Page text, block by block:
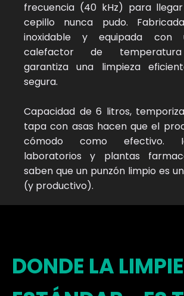
frecuencia (40 kHz) para
cepillo nunca pudo.
inoxidable y equipada con
calefactor de
garantiza una limpieza
segura.
Capacidad de 6 litros,
tapa con asas hacen que el
cómodo como efectivo.
laboratorios y plantas
saben que un punzón limpio es
(y productivo).
DONDE LA